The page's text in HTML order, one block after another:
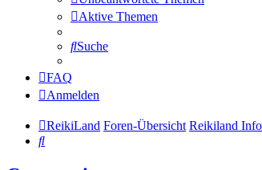
Aktive Themen
Suche
FAQ
Anmelden
ReikiLand Foren-Übersicht Reikiland
Suche